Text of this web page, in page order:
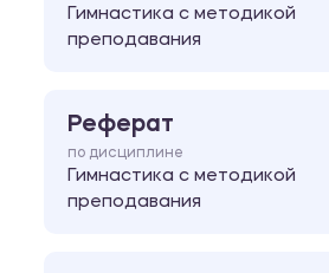
Гимнастика с методикой
преподавания
Реферат
по дисциплине
Гимнастика с методикой
преподавания